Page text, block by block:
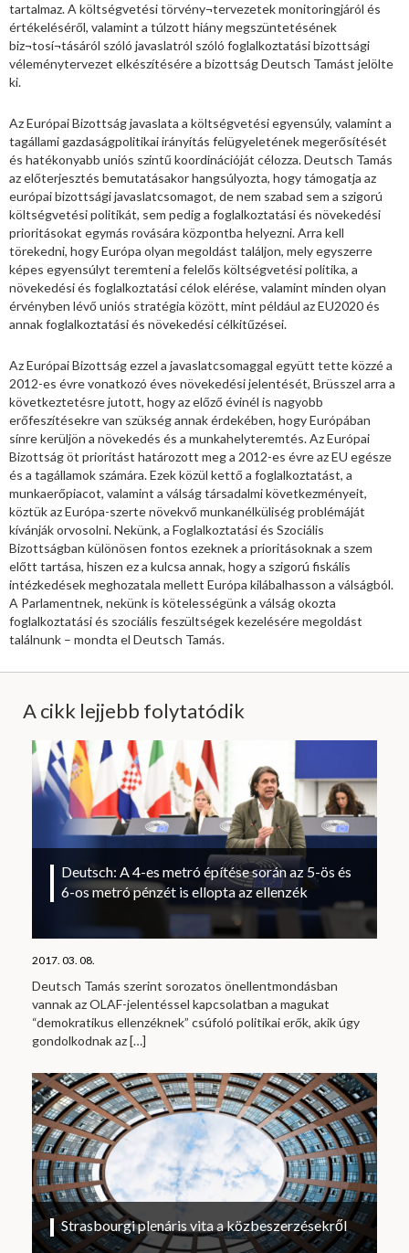
tartalmaz. A költségvetési törvény¬tervezetek monitoringjáról és
értékeléséről, valamint a túlzott hiány megszüntetésének
biz¬tosí¬tásáról szóló javaslatról szóló foglalkoztatási bizottsági
véleménytervezet elkészítésére a bizottság Deutsch Tamást jelölte
ki.
Az Európai Bizottság javaslata a költségvetési egyensúly, valamint a
tagállami gazdaságpolitikai irányítás felügyeletének megerősítését
és hatékonyabb uniós szintű koordinációját célozza. Deutsch Tamás
az előterjesztés bemutatásakor hangsúlyozta, hogy támogatja az
európai bizottsági javaslatcsomagot, de nem szabad sem a szigorú
költségvetési politikát, sem pedig a foglalkoztatási és növekedési
prioritásokat egymás rovására központba helyezni. Arra kell
törekedni, hogy Európa olyan megoldást találjon, mely egyszerre
képes egyensúlyt teremteni a felelős költségvetési politika, a
növekedési és foglalkoztatási célok elérése, valamint minden olyan
érvényben lévő uniós stratégia között, mint például az EU2020 és
annak foglalkoztatási és növekedési célkitűzései.
Az Európai Bizottság ezzel a javaslatcsomaggal együtt tette közzé a
2012-es évre vonatkozó éves növekedési jelentését, Brüsszel arra a
következtetésre jutott, hogy az előző évinél is nagyobb
erőfeszítésekre van szükség annak érdekében, hogy Európában
sínre kerüljön a növekedés és a munkahelyteremtés. Az Európai
Bizottság öt prioritást határozott meg a 2012-es évre az EU egésze
és a tagállamok számára. Ezek közül kettő a foglalkoztatást, a
munkaerőpiacot, valamint a válság társadalmi következményeit,
köztük az Európa-szerte növekvő munkanélküliség problémáját
kívánják orvosolni. Nekünk, a Foglalkoztatási és Szociális
Bizottságban különösen fontos ezeknek a prioritásoknak a szem
előtt tartása, hiszen ez a kulcsa annak, hogy a szigorú fiskális
intézkedések meghozatala mellett Európa kilábalhasson a válságból.
A Parlamentnek, nekünk is kötelességünk a válság okozta
foglalkoztatási és szociális feszültségek kezelésére megoldást
találnunk – mondta el Deutsch Tamás.
A cikk lejjebb folytatódik
Deutsch: A 4-es metró építése során az 5-ös és
6-os metró pénzét is ellopta az ellenzék
2017. 03. 08.
Deutsch Tamás szerint sorozatos önellentmondásban
vannak az OLAF-jelentéssel kapcsolatban a magukat
“demokratikus ellenzéknek” csúfoló politikai erők, akik úgy
gondolkodnak az[…]
Strasbourgi plenáris vita a közbeszerzésekről